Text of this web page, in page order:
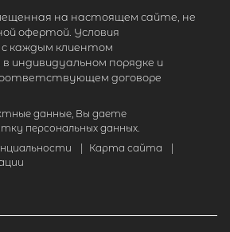
на настоящем сайте, не
офертой. Условия
каждым клиентом
индивидуальном порядке и
договоре
данные, Вы даете
персональных данных.
Карта сайта